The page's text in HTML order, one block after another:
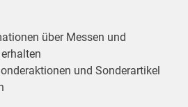
über Messen und
und Sonderartikel